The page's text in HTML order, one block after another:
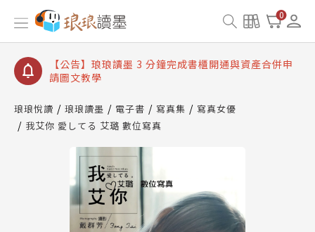
0
【公告】琅琅讀墨數位閱讀資產合併與書櫃開通申請
【公告】琅琅讀墨書櫃開通常見問題
【公告】琅琅讀墨 3 分鐘完成書櫃開通與資產合併申
請圖文教學
查詢
【公告】琅琅讀墨數位閱讀資產合併與書櫃開通申請
琅琅悅讀 琅琅讀墨 電子書 寫真集
寫真女優
我艾你 愛してる 艾璐 數位寫真